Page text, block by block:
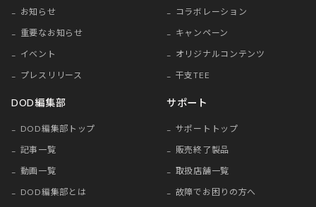
お知らせ
重要なお知らせ
イベント
プレスリリース
コラボレーション
キャンペーン
オリジナルコンテンツ
干支TEE
DOD編集部
DOD編集部トップ
記事一覧
動画一覧
DOD編集部とは
サポート
サポートトップ
販売終了製品
取扱店舗一覧
故障でお困りの方へ